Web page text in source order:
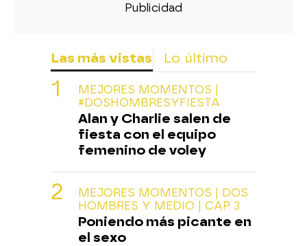
Las más vistas Lo último
MEJORES MOMENTOS |
#DOSHOMBRESYFIESTA
Alan y Charlie salen de
fiesta con el equipo
femenino de voley
MEJORES MOMENTOS | DOS
HOMBRES Y MEDIO | CAP 3
Poniendo más picante en
el sexo